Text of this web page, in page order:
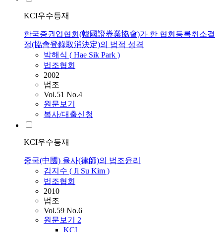
KCI우수등재
한국증권업협회(韓國證券業協會)가 한 협회등록취소결
정(協會登錄取消決定)의 법적 성격
박해식 ( Hae Sik Park )
법조협회
2002
법조
Vol.51 No.4
원문보기
복사/대출신청
KCI우수등재
중국(中國) 율사(律師)의 법조윤리
김지수 ( Ji Su Kim )
법조협회
2010
법조
Vol.59 No.6
원문보기 2
KCI